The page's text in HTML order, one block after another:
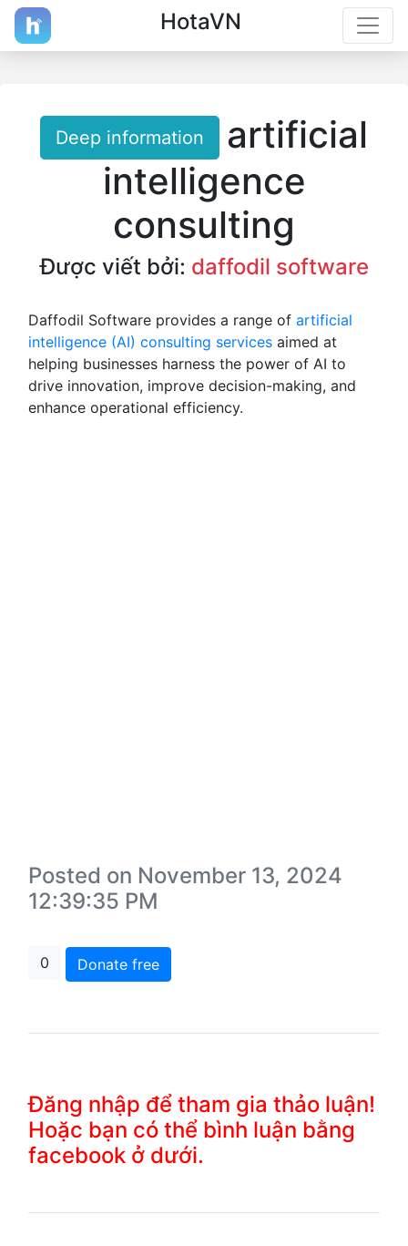
HotaVN
Deep information
artificial
intelligence
consulting
Được viết bởi: daffodil software
Daffodil Software provides a range of artificial
intelligence (AI) consulting services aimed at
helping businesses harness the power of AI to
drive innovation, improve decision-making, and
enhance operational efficiency.
Posted on November 13, 2024
12:39:35 PM
0 Donate free
Đăng nhập để tham gia thảo luận!
Hoặc bạn có thể bình luận bằng
facebook ở dưới.